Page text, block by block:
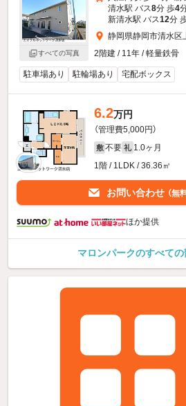
すべての写真
清水駅 バス8分 歩4
新清水駅 バス12分
静岡県静岡市清水区
2階建 / 11年 / 軽量鉄骨
駐車場あり 駐輪場あり 宅配ボックス
6.2万円
（管理費5,000円）
敷 不要 礼 1.0ヶ月
1階 / 1LDK / 36.36㎡
お問い合わせ （無
ほか提供
マロンパークのすべて